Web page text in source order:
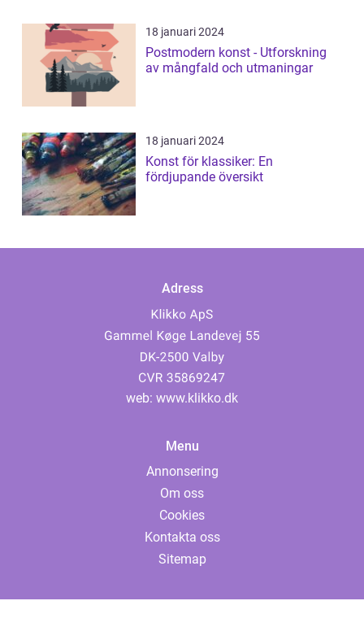
18 januari 2024
Postmodern konst - Utforskning
av mångfald och utmaningar
18 januari 2024
Konst för klassiker: En
fördjupande översikt
Adress
web: www.klikko.dk
Menu
Annonsering
Om oss
Cookies
Kontakta oss
Sitemap